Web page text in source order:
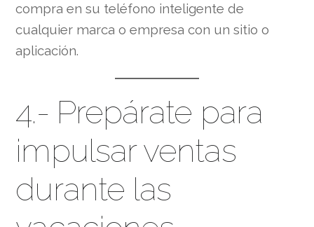
compra en su teléfono inteligente de
cualquier marca o empresa con un sitio o
aplicación.
4.- Prepárate para
impulsar ventas
durante las